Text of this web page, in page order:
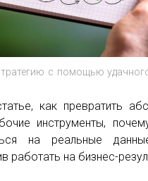
с помощью
как превратить
инструменты,
на реальные
работать на бизнес-